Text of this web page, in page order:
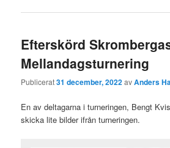
Efterskörd
Mellandagsturnering
Publicerat31 december, 2022avAnders
En av deltagarna i turneringen, Bengt
skicka lite bilder ifrån turneringen.